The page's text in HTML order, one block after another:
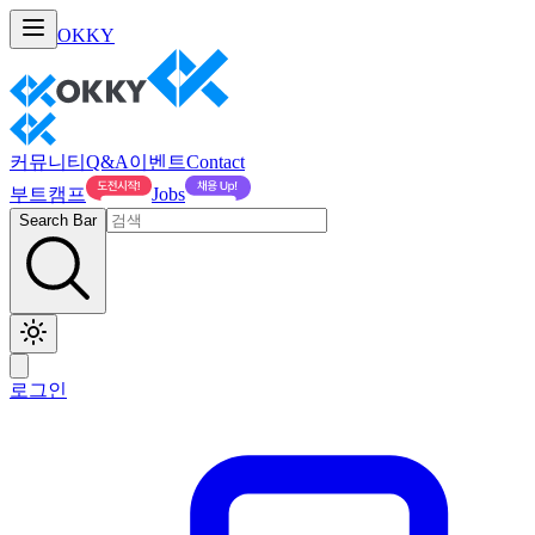
OKKY
커뮤니티 Q&A이벤트Contact
부트캠프
Jobs
Search Bar
로그인